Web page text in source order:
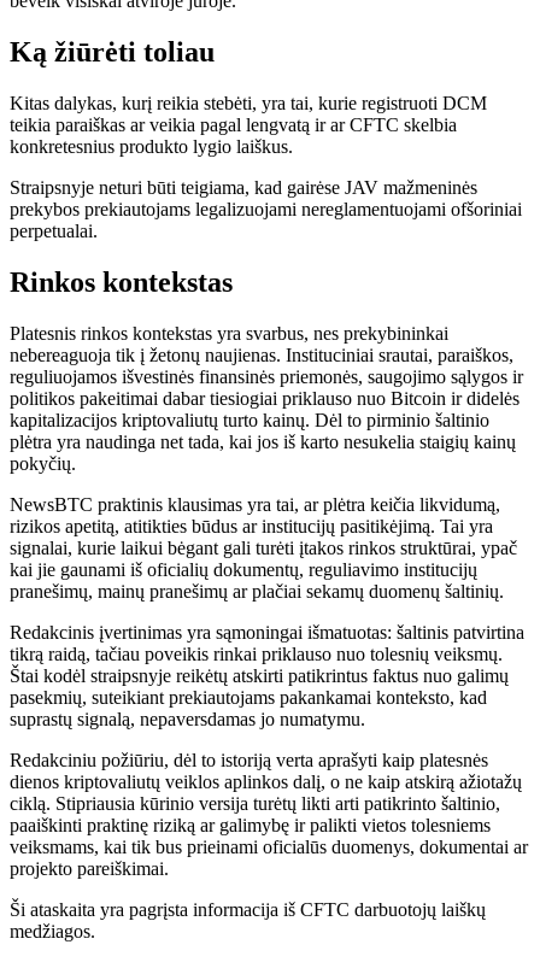
Ką žiūrėti toliau
Kitas dalykas, kurį reikia stebėti, yra tai, kurie registruoti DCM
teikia paraiškas ar veikia pagal lengvatą ir ar CFTC skelbia
konkretesnius produkto lygio laiškus.
Straipsnyje neturi būti teigiama, kad gairėse JAV mažmeninės
prekybos prekiautojams legalizuojami nereglamentuojami ofšoriniai
perpetualai.
Rinkos kontekstas
Platesnis rinkos kontekstas yra svarbus, nes prekybininkai
nebereaguoja tik į žetonų naujienas. Instituciniai srautai, paraiškos,
reguliuojamos išvestinės finansinės priemonės, saugojimo sąlygos ir
politikos pakeitimai dabar tiesiogiai priklauso nuo Bitcoin ir didelės
kapitalizacijos kriptovaliutų turto kainų. Dėl to pirminio šaltinio
plėtra yra naudinga net tada, kai jos iš karto nesukelia staigių kainų
pokyčių.
NewsBTC praktinis klausimas yra tai, ar plėtra keičia likvidumą,
rizikos apetitą, atitikties būdus ar institucijų pasitikėjimą. Tai yra
signalai, kurie laikui bėgant gali turėti įtakos rinkos struktūrai, ypač
kai jie gaunami iš oficialių dokumentų, reguliavimo institucijų
pranešimų, mainų pranešimų ar plačiai sekamų duomenų šaltinių.
Redakcinis įvertinimas yra sąmoningai išmatuotas: šaltinis patvirtina
tikrą raidą, tačiau poveikis rinkai priklauso nuo tolesnių veiksmų.
Štai kodėl straipsnyje reikėtų atskirti patikrintus faktus nuo galimų
pasekmių, suteikiant prekiautojams pakankamai konteksto, kad
suprastų signalą, nepaversdamas jo numatymu.
Redakciniu požiūriu, dėl to istoriją verta aprašyti kaip platesnės
dienos kriptovaliutų veiklos aplinkos dalį, o ne kaip atskirą ažiotažų
ciklą. Stipriausia kūrinio versija turėtų likti arti patikrinto šaltinio,
paaiškinti praktinę riziką ar galimybę ir palikti vietos tolesniems
veiksmams, kai tik bus prieinami oficialūs duomenys, dokumentai ar
projekto pareiškimai.
Ši ataskaita yra pagrįsta informacija iš CFTC darbuotojų laiškų
medžiagos.